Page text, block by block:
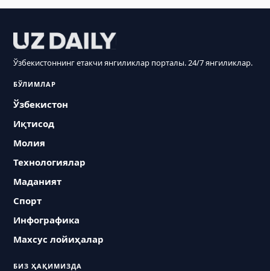
Ўзбекистоннинг етакчи янгиликлар порталы. 24/7 янгиликлар.
БЎЛИМЛАР
Ўзбекистон
Иқтисод
Молия
Технологиялар
Маданият
Спорт
Инфографика
Махсус лойиҳалар
БИЗ ҲАҚИМИЗДА